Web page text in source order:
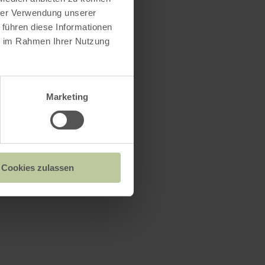
Verwendung unserer
diese Informationen
Rahmen Ihrer Nutzung
Marketing
Cookies zulassen